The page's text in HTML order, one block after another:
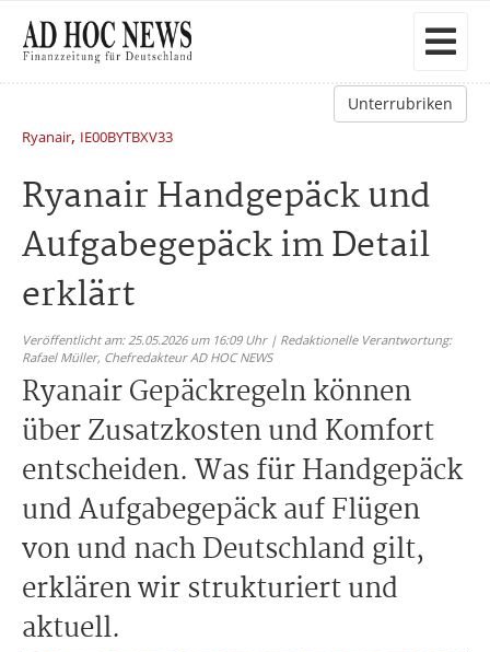
Unterrubriken
Ryanair, IE00BYTBXV33
Ryanair Handgepäck und
Aufgabegepäck im Detail
erklärt
Veröffentlicht am: 25.05.2026 um 16:09 Uhr | Redaktionelle Verantwortung:
Rafael Müller, Chefredakteur AD HOC NEWS
Ryanair Gepäckregeln können
über Zusatzkosten und Komfort
entscheiden. Was für Handgepäck
und Aufgabegepäck auf Flügen
von und nach Deutschland gilt,
erklären wir strukturiert und
aktuell.